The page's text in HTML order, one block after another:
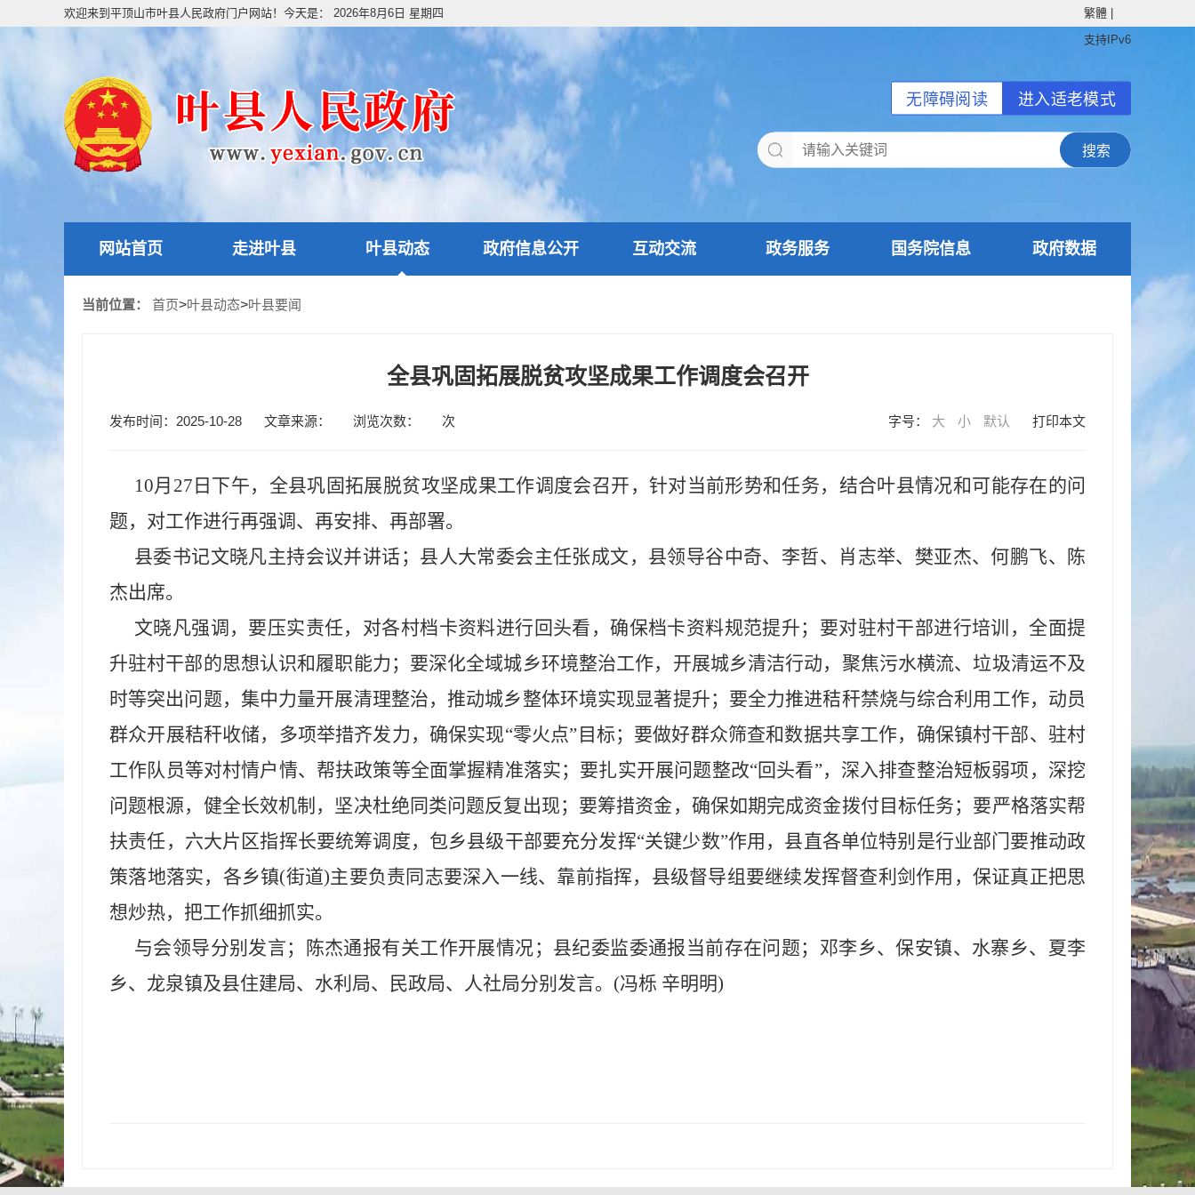
欢迎来到平顶山市叶县人民政府门户网站！今天是： 2026年8月6日 星期四 繁體
支持IPv6
进入适老模式
无障碍阅读
网站首页 走进叶县 叶县动态 政府信息公开 互动交流 政务服务 国务院信息 政府数据
当前位置： 首页>叶县动态>叶县要闻
全县巩固拓展脱贫攻坚成果工作调度会召开
发布时间：2025-10-28 文章来源： 浏览次数： 次 字号： 大 小 默认 打印本文
10月27日下午，全县巩固拓展脱贫攻坚成果工作调度会召开，针对当前形势和任务，结合叶县情况和可能存在的问
题，对工作进行再强调、再安排、再部署。
县委书记文晓凡主持会议并讲话；县人大常委会主任张成文，县领导谷中奇、李哲、肖志举、樊亚杰、何鹏飞、陈
杰出席。
文晓凡强调，要压实责任，对各村档卡资料进行回头看，确保档卡资料规范提升；要对驻村干部进行培训，全面提
升驻村干部的思想认识和履职能力；要深化全域城乡环境整治工作，开展城乡清洁行动，聚焦污水横流、垃圾清运不及
时等突出问题，集中力量开展清理整治，推动城乡整体环境实现显著提升；要全力推进秸秆禁烧与综合利用工作，动员
群众开展秸秆收储，多项举措齐发力，确保实现“零火点”目标；要做好群众筛查和数据共享工作，确保镇村干部、驻村
工作队员等对村情户情、帮扶政策等全面掌握精准落实；要扎实开展问题整改“回头看”，深入排查整治短板弱项，深挖
问题根源，健全长效机制，坚决杜绝同类问题反复出现；要筹措资金，确保如期完成资金拨付目标任务；要严格落实帮
扶责任，六大片区指挥长要统筹调度，包乡县级干部要充分发挥“关键少数”作用，县直各单位特别是行业部门要推动政
策落地落实，各乡镇(街道)主要负责同志要深入一线、靠前指挥，县级督导组要继续发挥督查利剑作用，保证真正把思
想炒热，把工作抓细抓实。
与会领导分别发言；陈杰通报有关工作开展情况；县纪委监委通报当前存在问题；邓李乡、保安镇、水寨乡、夏李
乡、龙泉镇及县住建局、水利局、民政局、人社局分别发言。 (冯栎 辛明明)